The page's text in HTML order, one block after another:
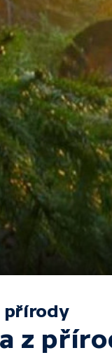
přírody
z